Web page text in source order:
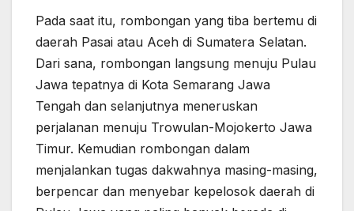
Pada saat itu, rombongan yang tiba bertemu di
daerah Pasai atau Aceh di Sumatera Selatan.
Dari sana, rombongan langsung menuju Pulau
Jawa tepatnya di Kota Semarang Jawa
Tengah dan selanjutnya meneruskan
perjalanan menuju Trowulan-Mojokerto Jawa
Timur. Kemudian rombongan dalam
menjalankan tugas dakwahnya masing-masing,
berpencar dan menyebar kepelosok daerah di